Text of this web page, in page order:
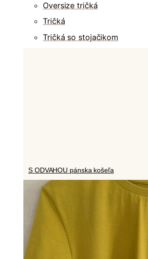
Oversize tričká
Tričká
Tričká so stojačikom
S ODVAHOU pánska košeľa